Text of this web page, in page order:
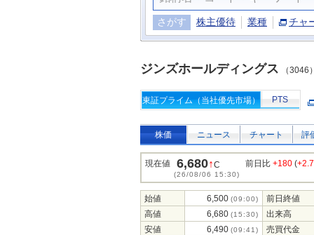
さがす 株主優待 業種 チャ
ジンズホールディングス （3046
東証プライム（当社優先市場） PTS
株価 ニュース チャート 評
現在値 6,680↑C
(26/08/06 15:30)
前日比 +180 (
始値 6,500 (09:00)
前日終値
高値
6,680 (15:30)
出来高
安値
6,490 (09:41) 売買代金